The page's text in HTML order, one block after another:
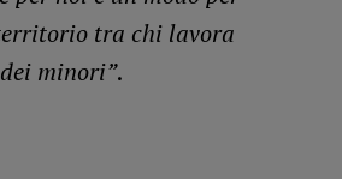
tra chi lavora
minori”.